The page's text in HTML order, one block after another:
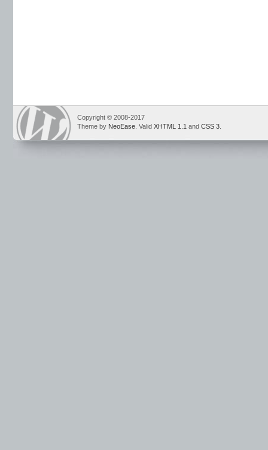
Copyright © 2008-2017
Theme by NeoEase . Valid XHTML 1.1 and CSS 3